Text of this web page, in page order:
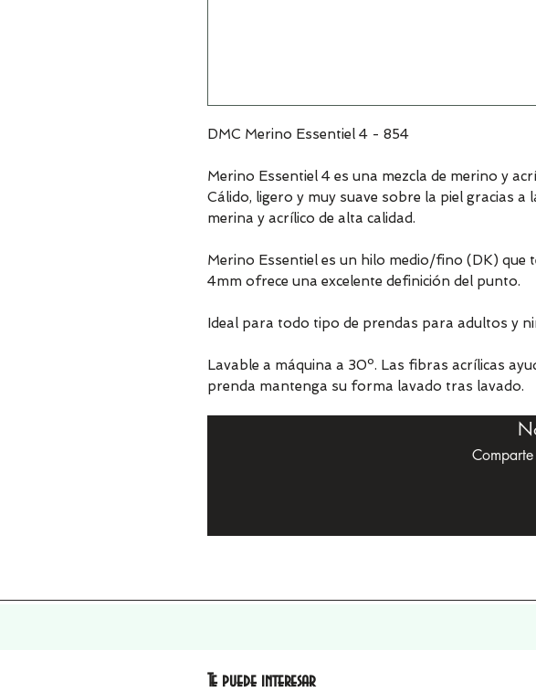
DMC Merino Essentiel 4 - 854
Merino Essentiel 4 es una mezcla de merino y
Cálido, ligero y muy suave sobre la piel gracias a
merina y acrílico de alta calidad.
Merino Essentiel es un hilo medio/fino (DK) que
4mm ofrece una excelente definición del punto.
Ideal para todo tipo de prendas para adultos y
Lavable a máquina a 30º. Las fibras acrílicas
prenda mantenga su forma lavado tras lavado.
Te puede interesar